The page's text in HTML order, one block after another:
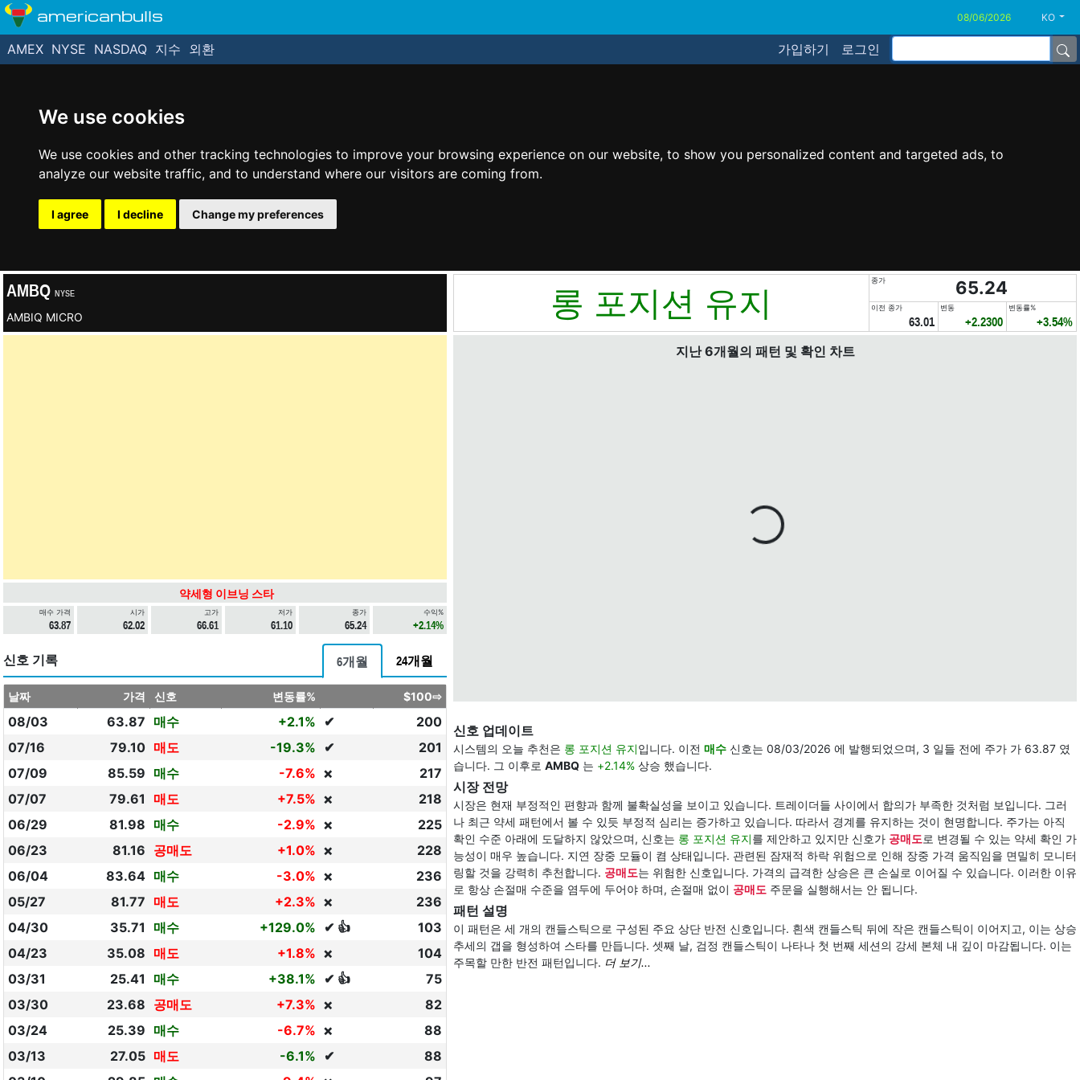
We use cookies
We use cookies and other tracking technologies to improve your browsing experience on our website, to show you personalized content and targeted ads, to
analyze our website traffic, and to understand where our visitors are coming from.
I agree I decline Change my preferences
americanbulls KO
가입하기 로그인
AMEX NYSE NASDAQ 지수 외환
AMBQ NYSE
AMBIQ MICRO 롱 포지션 유지
종가 65.24
이전 종가
63.01
변동
+2.2300
변동률%
+3.54%
약세형 이브닝 스타
매수 가격
63.87
시가
62.02
고가
66.61
저가
61.10
종가
65.24
수익%
+2.14%
신호 기록 6개월 24개월
날짜 가격 신호 변동률% $100⇨
08/03 63.87 매수 +2.1% ✔
200
07/16
79.10 매도 -19.3% ✔
201
07/09
85.59 매수 -7.6% ❌
217
07/07
79.61 매도 +7.5% ❌
218
06/29
81.98 매수 -2.9% ❌
225
06/23
81.16 공매도 +1.0% ❌
228
06/04
83.64 매수 -3.0% ❌
236
05/27
81.77 매도 +2.3% ❌
236
04/30
35.71 매수 +129.0% ✔ 👍
103
04/23
35.08 매도 +1.8% ❌
104
03/31
25.41 매수 +38.1% ✔ 👍
75
03/30
23.68 공매도 +7.3% ❌
82
03/24
25.39 매수 -6.7% ❌
88
03/13
27.05 매도 -6.1% ✔
88
지난 6개월의 패턴 및 확인 차트
신호 업데이트
시스템의 오늘 추천은 롱 포지션 유지입니다. 이전 매수 신호는 08/03/2026 에 발행되었으며, 3 일들 전에 주가 가 63.87 였
습니다. 그 이후로 AMBQ 는 +2.14% 상승 했습니다.
시장 전망
시장은 현재 부정적인 편향과 함께 불확실성을 보이고 있습니다. 트레이더들 사이에서 합의가 부족한 것처럼 보입니다. 그러
나 최근 약세 패턴에서 볼 수 있듯 부정적 심리는 증가하고 있습니다. 따라서 경계를 유지하는 것이 현명합니다. 주가는 아직
확인 수준 아래에 도달하지 않았으며, 신호는 롱 포지션 유지를 제안하고 있지만 신호가 공매도로 변경될 수 있는 약세 확인 가
능성이 매우 높습니다. 지연 장중 모듈이 켬 상태입니다. 관련된 잠재적 하락 위험으로 인해 장중 가격 움직임을 면밀히 모니터
링할 것을 강력히 추천합니다. 공매도는 위험한 신호입니다. 가격의 급격한 상승은 큰 손실로 이어질 수 있습니다. 이러한 이유
로 항상 손절매 수준을 염두에 두어야 하며, 손절매 없이 공매도 주문을 실행해서는 안 됩니다.
패턴 설명
이 패턴은 세 개의 캔들스틱으로 구성된 주요 상단 반전 신호입니다. 흰색 캔들스틱 뒤에 작은 캔들스틱이 이어지고, 이는 상승
추세의 갭을 형성하여 스타를 만듭니다. 셋째 날, 검정 캔들스틱이 나타나 첫 번째 세션의 강세 본체 내 깊이 마감됩니다. 이는
주목할 만한 반전 패턴입니다. 더 보기...